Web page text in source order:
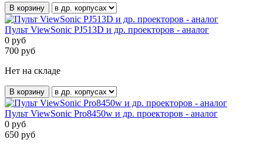
В корзину
Пульт ViewSonic PJ513D и др. проекторов - аналог
0 руб
700 руб
Нет на складе
В корзину
Пульт ViewSonic Pro8450w и др. проекторов - аналог
0 руб
650 руб